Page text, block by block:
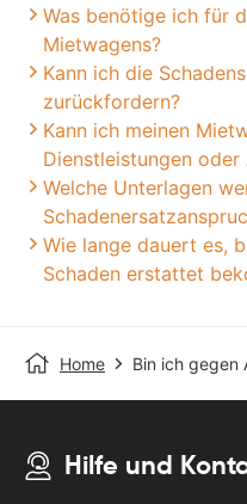
Was benötige ich für
Mietwagens?
Kann ich die
zurückfordern?
Kann ich meinen
Dienstleistungen
Welche Unterlagen
Wie lange dauert es,
Schaden erstattet
Home Bin ich gegen
Hilfe und